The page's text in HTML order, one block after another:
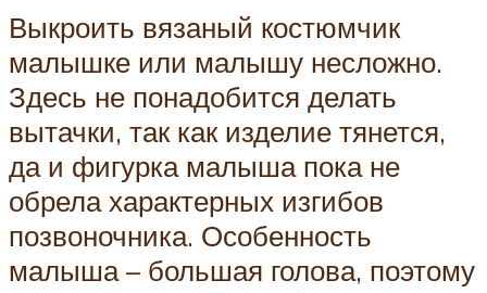
Выкроить вязаный костюмчик
малышке или малышу несложно.
Здесь не понадобится делать
вытачки, так как изделие тянется,
да и фигурка малыша пока не
обрела характерных изгибов
позвоночника. Особенность
малыша – большая голова, поэтому